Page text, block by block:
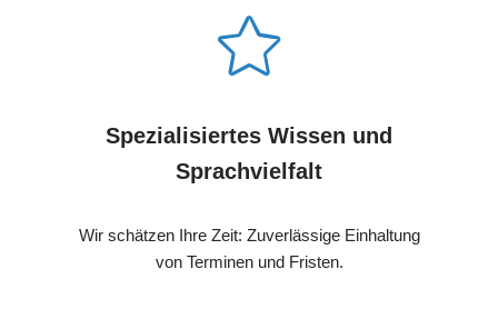
Spezialisiertes Wissen und
Sprachvielfalt
Wir schätzen Ihre Zeit: Zuverlässige Einhaltung
von Terminen und Fristen.